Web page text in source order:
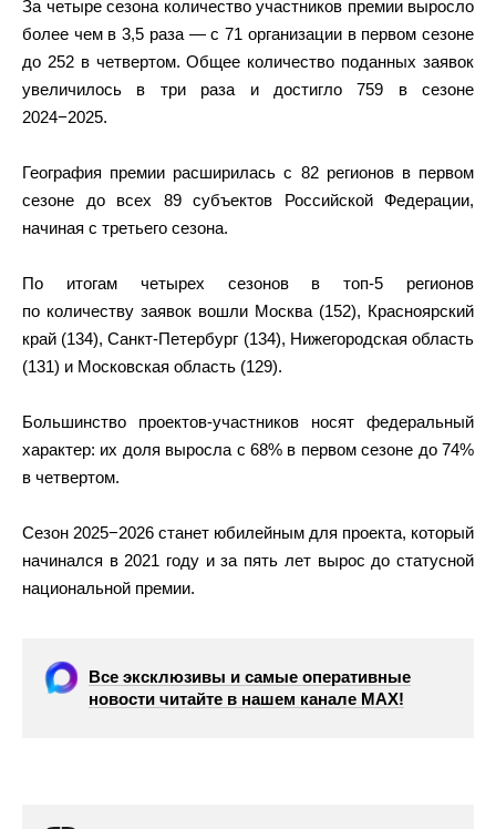
За четыре сезона количество участников премии выросло
более чем в 3,5 раза — с 71 организации в первом сезоне
до 252 в четвертом. Общее количество поданных заявок
увеличилось в три раза и достигло 759 в сезоне
2024−2025.
География премии расширилась с 82 регионов в первом
сезоне до всех 89 субъектов Российской Федерации,
начиная с третьего сезона.
По итогам четырех сезонов в топ-5 регионов
по количеству заявок вошли Москва (152), Красноярский
край (134), Санкт-Петербург (134), Нижегородская область
(131) и Московская область (129).
Большинство проектов-участников носят федеральный
характер: их доля выросла с 68% в первом сезоне до 74%
в четвертом.
Сезон 2025−2026 станет юбилейным для проекта, который
начинался в 2021 году и за пять лет вырос до статусной
национальной премии.
Все эксклюзивы и самые оперативные
новости читайте в нашем канале МАХ!